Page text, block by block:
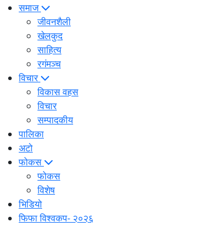
समाज
जीवनशैली
खेलकुद
साहित्य
रगंमञ्च
विचार
विकास वहस
विचार
सम्पादकीय
पालिका
अटो
फोकस
फोकस
विशेष
भिडियो
फिफा विश्वकप- २०२६